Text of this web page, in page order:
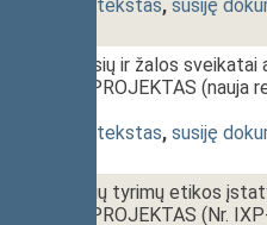
dokumento tekstas, susiję
Pacientų teisių ir žalos
ĮSTATYMO PROJEKTAS (nauja
dokumento tekstas, susiję
Biomedicininių tyrimų etikos
ĮSTATYMO PROJEKTAS (Nr.